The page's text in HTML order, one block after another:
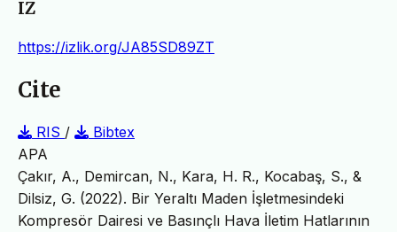
IZ
https://izlik.org/JA85SD89ZT
Cite
RIS /
Bibtex
APA
Çakır, A., Demircan, N., Kara, H. R., Kocabaş, S., &
Dilsiz, G. (2022). Bir Yeraltı Maden İşletmesindeki
Kompresör Dairesi ve Basınçlı Hava İletim Hatlarının